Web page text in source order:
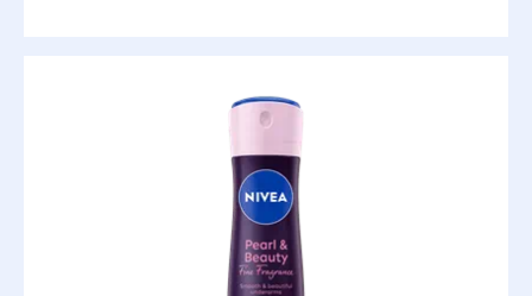
Usuwa makijaż
Usuwa wodoodporny makijaż